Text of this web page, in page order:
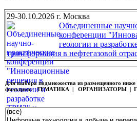
29-30.10.2026 г. Москва
Объединенные
конференции
геологии и
трансформация в нефтегазовой
Для выбора подмножества из размещенного
фильтров:ТЕМАТИКА | ОРГАНИЗАТОРЫ |